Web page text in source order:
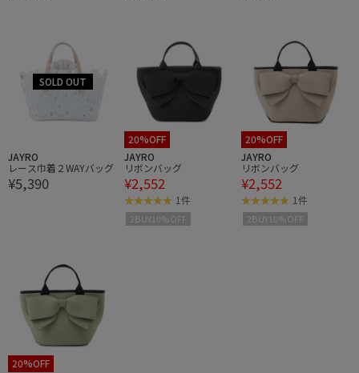
JAYRO
レース巾着２WAYバッグ
¥5,390
20%OFF
JAYRO
リボンバッグ
¥2,552
1件
2BUY10%OFF
20%OFF
JAYRO
リボンバッグ
¥2,552
1件
2BUY10%OFF
20%OFF